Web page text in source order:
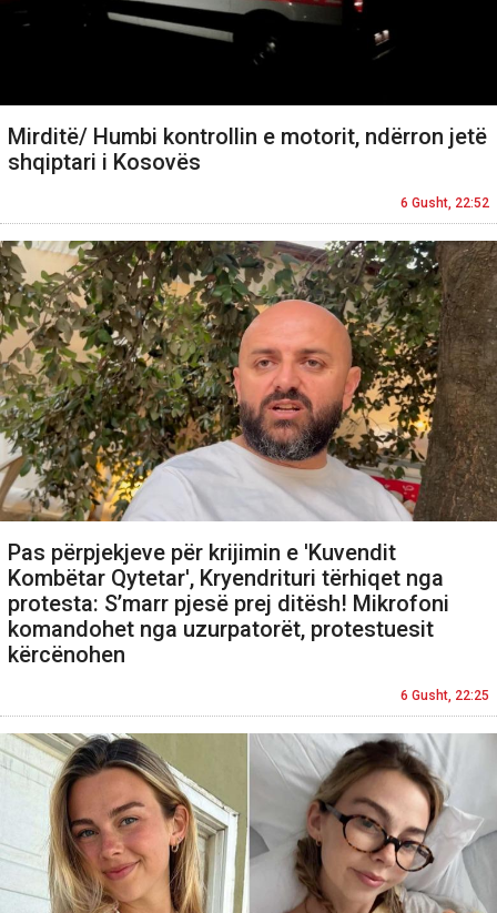
Mirditë/ Humbi kontrollin e motorit, ndërron jetë
shqiptari i Kosovës
6 Gusht, 22:52
Pas përpjekjeve për krijimin e 'Kuvendit
Kombëtar Qytetar', Kryendrituri tërhiqet nga
protesta: S’marr pjesë prej ditësh! Mikrofoni
komandohet nga uzurpatorët, protestuesit
kërcënohen
6 Gusht, 22:25